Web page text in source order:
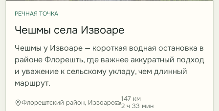
РЕЧНАЯ ТОЧКА
Чешмы села Извоаре
Чешмы у Извоаре — короткая водная остановка в
районе Флорешть, где важнее аккуратный подход
и уважение к сельскому укладу, чем длинный
маршрут.
Флорештский район, Извоаре
147 км
2 ч 33 мин